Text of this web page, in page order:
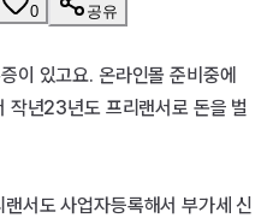
0 공유
이 있고요. 온라인몰 준비중에
작년23년도 프리랜서로 돈을 벌
서도 사업자등록해서 부가세 신